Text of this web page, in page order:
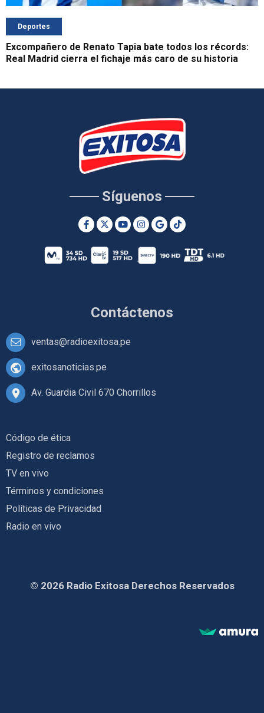
Deportes
Excompañero de Renato Tapia bate todos los récords:
Real Madrid cierra el fichaje más caro de su historia
Contáctenos
ventas@radioexitosa.pe
exitosanoticias.pe
Av. Guardia Civil 670 Chorrillos
Síguenos
Código de ética
Registro de reclamos
TV en vivo
Términos y condiciones
Políticas de Privacidad
Radio en vivo
© 2026 Radio Exitosa Derechos Reservados